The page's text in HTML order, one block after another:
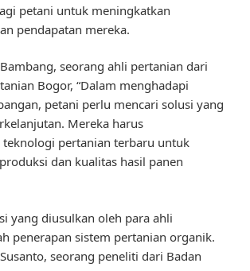
petani untuk meningkatkan
pendapatan mereka.
seorang ahli pertanian dari
Bogor, “Dalam menghadapi
petani perlu mencari solusi yang
Mereka harus
teknologi pertanian terbaru untuk
dan kualitas hasil panen
yang diusulkan oleh para ahli
penerapan sistem pertanian organik.
seorang peneliti dari Badan